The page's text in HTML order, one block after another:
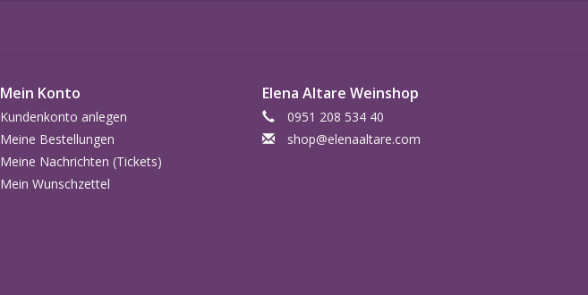
Mein Konto
Kundenkonto anlegen
Meine Bestellungen
Meine Nachrichten (Tickets)
Mein Wunschzettel
Elena Altare Weinshop
0951 208 534 40
shop@elenaaltare.com